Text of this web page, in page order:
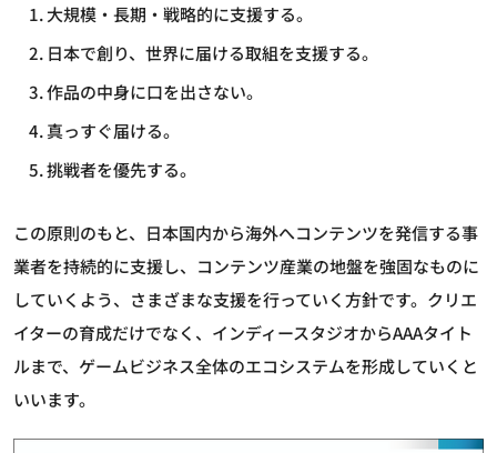
大規模・長期・戦略的に支援する。
日本で創り、世界に届ける取組を支援する。
作品の中身に口を出さない。
真っすぐ届ける。
挑戦者を優先する。
この原則のもと、日本国内から海外へコンテンツを発信する事
業者を持続的に支援し、コンテンツ産業の地盤を強固なものに
していくよう、さまざまな支援を行っていく方針です。クリエ
イターの育成だけでなく、インディースタジオからAAAタイト
ルまで、ゲームビジネス全体のエコシステムを形成していくと
いいます。